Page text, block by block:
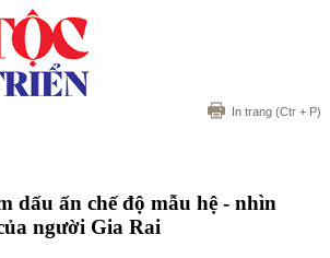
In trang (Ctr + P)
dấu ấn chế độ mẫu hệ - nhìn
người Gia Rai